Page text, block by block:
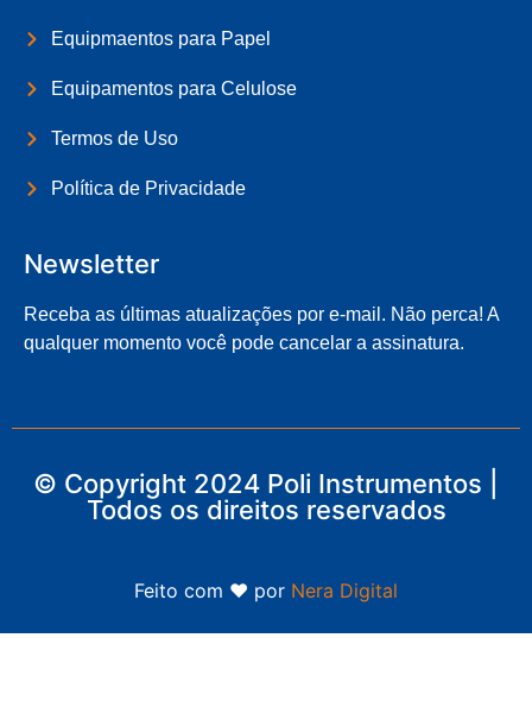
Equipmaentos para Papel
Equipamentos para Celulose
Termos de Uso
Política de Privacidade
Newsletter
Receba as últimas atualizações por e-mail. Não perca! A
qualquer momento você pode cancelar a assinatura.
© Copyright 2024 Poli Instrumentos |
Todos os direitos reservados
Feito com ❤ por Nera Digital